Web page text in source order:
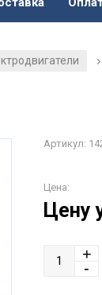
/
Артикул:
Цена:
Цену